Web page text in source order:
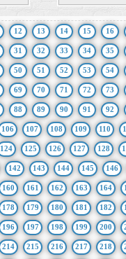
12 13 14 15 16
31 32 33 34 35
50 51 52 53 54
69 70 71 72 73
88 89 90 91 92
106 107 108 109 110
124 125 126 127 128
142 143 144 145 146
160 161 162 163 164
178 179 180 181 182
196 197 198 199 200
214 215 216 217 218